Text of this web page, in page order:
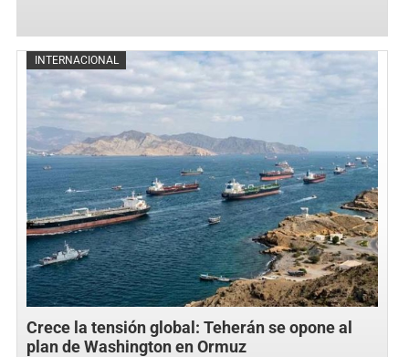
INTERNACIONAL
Crece la tensión global: Teherán se opone al
plan de Washington en Ormuz
Posted